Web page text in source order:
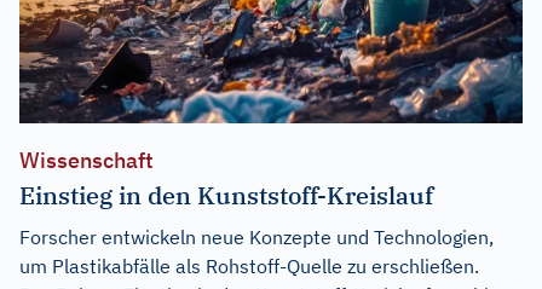
Wissenschaft
Einstieg in den Kunststoff-Kreislauf
Forscher entwickeln neue Konzepte und Technologien,
um Plastikabfälle als Rohstoff-Quelle zu erschließen.